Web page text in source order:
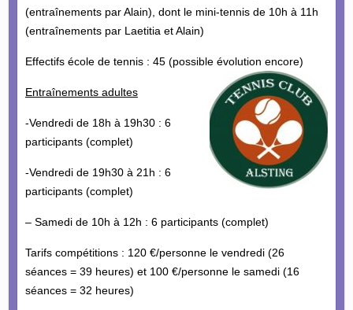
(entraînements par Alain), dont le mini-tennis de 10h à 11h
(entraînements par Laetitia et Alain)
Effectifs école de tennis : 45 (possible évolution encore)
Entraînements adultes
-Vendredi de 18h à 19h30 : 6
participants (complet)
-Vendredi de 19h30 à 21h : 6
participants (complet)
– Samedi de 10h à 12h : 6 participants (complet)
Tarifs compétitions : 120 €/personne le vendredi (26
séances = 39 heures) et 100 €/personne le samedi (16
séances = 32 heures)